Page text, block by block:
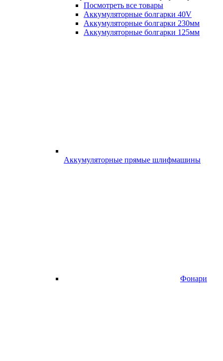
Посмотреть все товары
Аккумуляторные болгарки 40V
Аккумуляторные болгарки 230мм
Аккумуляторные болгарки 125мм
Аккумуляторные прямые шлифмашины
Фонари